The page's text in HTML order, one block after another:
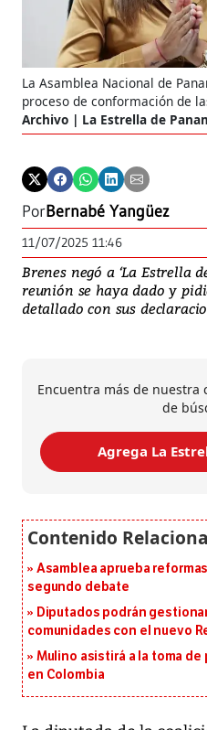
La Asamblea Nacional de
proceso de conformación de
Archivo | La Estrella de
PorBernabé Yangüez
11/07/2025 11:46
Brenes negó a ‘La Estrella
reunión se haya dado y
detallado con sus
Encuentra más de
de
Agrega La
Asamblea aprueba
segundo debate
Diputados podrán
comunidades con el nuevo
Mulino asistirá a la toma
en Colombia